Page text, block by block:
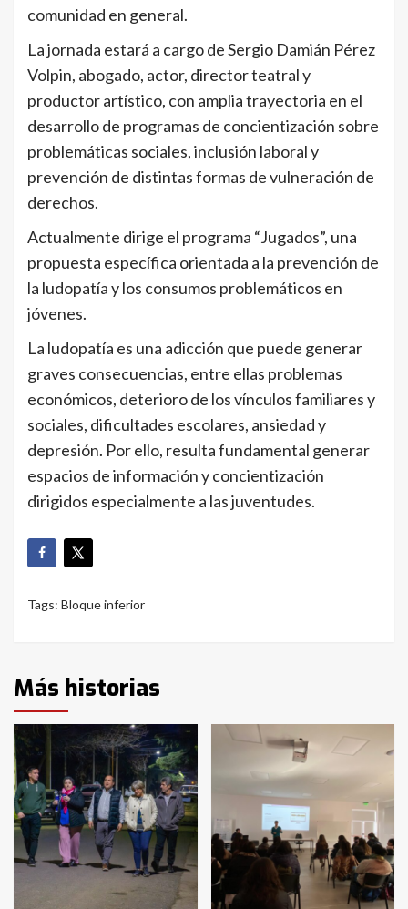
comunidad en general.
La jornada estará a cargo de Sergio Damián Pérez
Volpin, abogado, actor, director teatral y
productor artístico, con amplia trayectoria en el
desarrollo de programas de concientización sobre
problemáticas sociales, inclusión laboral y
prevención de distintas formas de vulneración de
derechos.
Actualmente dirige el programa “Jugados”, una
propuesta específica orientada a la prevención de
la ludopatía y los consumos problemáticos en
jóvenes.
La ludopatía es una adicción que puede generar
graves consecuencias, entre ellas problemas
económicos, deterioro de los vínculos familiares y
sociales, dificultades escolares, ansiedad y
depresión. Por ello, resulta fundamental generar
espacios de información y concientización
dirigidos especialmente a las juventudes.
Tags: Bloque inferior
Más historias